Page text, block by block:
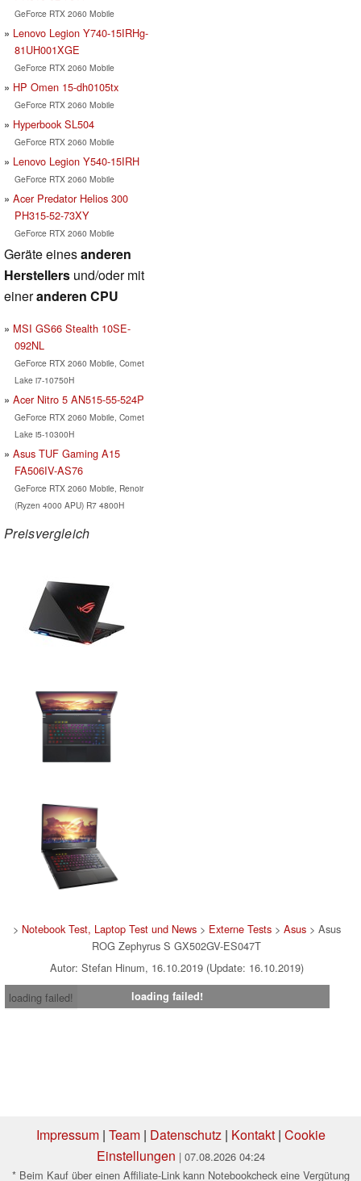
GeForce RTX 2060 Mobile
Lenovo Legion Y740-15IRHg-
81UH001XGE
GeForce RTX 2060 Mobile
HP Omen 15-dh0105tx
GeForce RTX 2060 Mobile
Hyperbook SL504
GeForce RTX 2060 Mobile
Lenovo Legion Y540-15IRH
GeForce RTX 2060 Mobile
Acer Predator Helios 300
PH315-52-73XY
GeForce RTX 2060 Mobile
Geräte einesanderen
Herstellers und/oder mit
eineranderen CPU
MSI GS66 Stealth 10SE-
092NL
GeForce RTX 2060 Mobile, Comet
Lake i7-10750H
Acer Nitro 5 AN515-55-524P
GeForce RTX 2060 Mobile, Comet
Lake i5-10300H
Asus TUF Gaming A15
FA506IV-AS76
GeForce RTX 2060 Mobile, Renoir
(Ryzen 4000 APU) R7 4800H
Preisvergleich
> Notebook Test, Laptop Test und News> Externe Tests> Asus> Asus
ROG Zephyrus S GX502GV-ES047T
Autor: Stefan Hinum, 16.10.2019 (Update: 16.10.2019)
loading failed!
loading failed!
Impressum| Team| Datenschutz | Kontakt| Cookie
Einstellungen | 07.08.2026 04:24
* Beim Kauf über einen Affiliate-Link kann Notebookcheck eine Vergütung